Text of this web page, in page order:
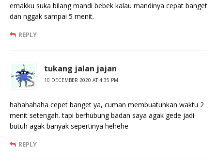
emakku suka bilang mandi bebek kalau mandinya cepat banget
dan nggak sampai 5 menit.
REPLY
tukang jalan jajan
10 DECEMBER 2020 AT 4:35 PM
hahahahaha cepet banget ya, cuman membuatuhkan waktu 2
menit setengah. tapi berhubung badan saya agak gede jadi
butuh agak banyak sepertinya hehehe
REPLY